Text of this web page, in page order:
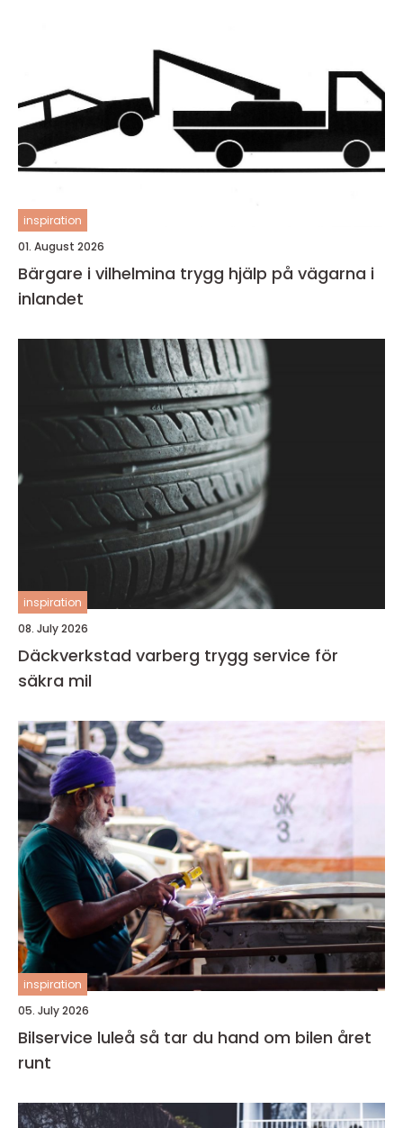
inspiration
01. August 2026
Bärgare i vilhelmina trygg hjälp på vägarna i
inlandet
inspiration
08. July 2026
Däckverkstad varberg trygg service för
säkra mil
inspiration
05. July 2026
Bilservice luleå så tar du hand om bilen året
runt